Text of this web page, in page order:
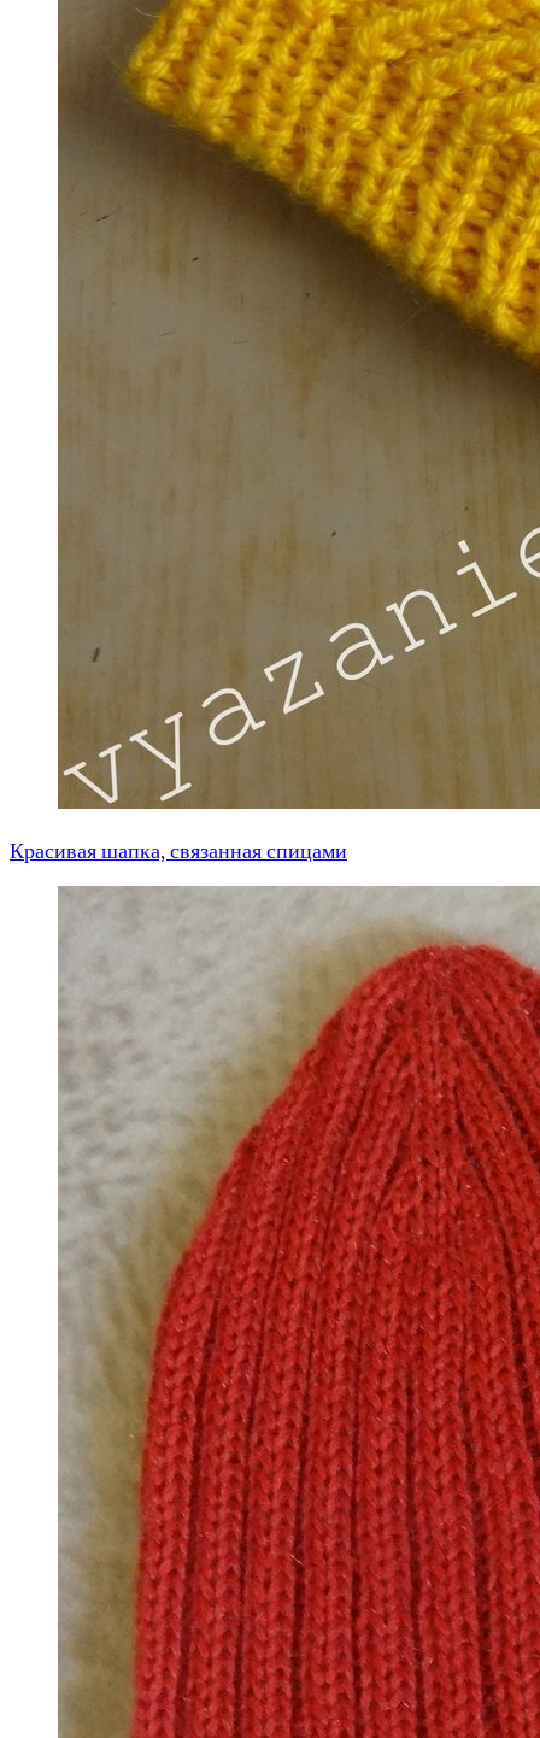
Красивая шапка, связанная спицами